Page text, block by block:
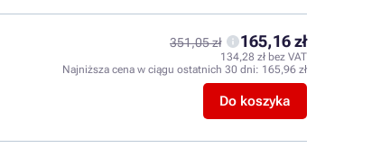
351,05 zł 165,16 zł
134,28 zł bez VAT
Najniższa cena w ciągu ostatnich 30 dni: 165,96 zł
Do koszyka